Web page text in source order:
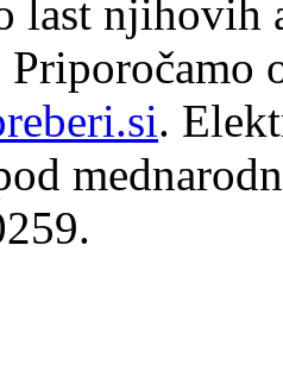
last njihovih
Priporočamo
.